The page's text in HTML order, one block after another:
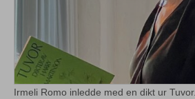
Irmeli Romo inledde med en dikt ur Tuvor.